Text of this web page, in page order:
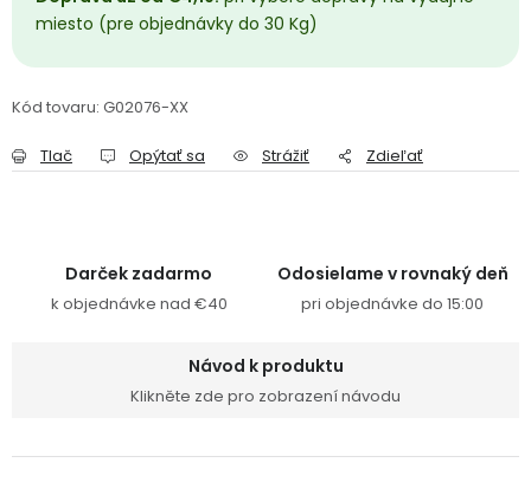
miesto (pre objednávky do 30 Kg)
Kód tovaru: G02076-XX
Tlač Opýtať sa Strážiť Zdieľať
Darček zadarmo
k objednávke nad €40
Odosielame v rovnaký deň
pri objednávke do 15:00
Návod k produktu
Klikněte zde pro zobrazení návodu